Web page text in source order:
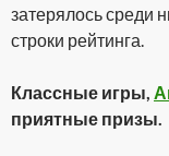
затерялось среди
строки рейтинга.
Классные игры,
приятные призы.